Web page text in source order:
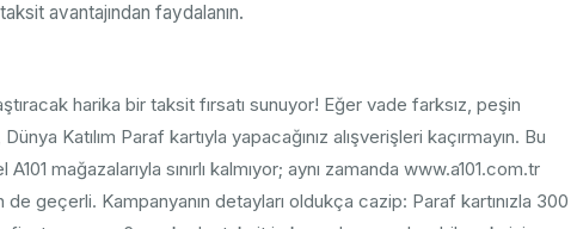
avantajından faydalanın.
harika bir taksit fırsatı sunuyor! Eğer vade farksız, peşin
Katılım Paraf kartıyla yapacağınız alışverişleri kaçırmayın. Bu
mağazalarıyla sınırlı kalmıyor; aynı zamanda www.a101.com.tr
geçerli. Kampanyanın detayları oldukça cazip: Paraf kartınızla 300